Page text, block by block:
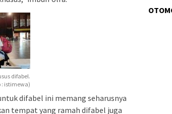
difabel.
: istimewa)
difabel ini memang seharusnya
tempat yang ramah difabel juga